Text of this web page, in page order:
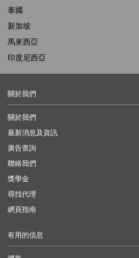
泰國
新加坡
馬來西亞
印度尼西亞
關於我們
關於我們
最新消息及資訊
廣告查詢
聯絡我們
獎學金
尋找代理
網頁指南
有用的信息